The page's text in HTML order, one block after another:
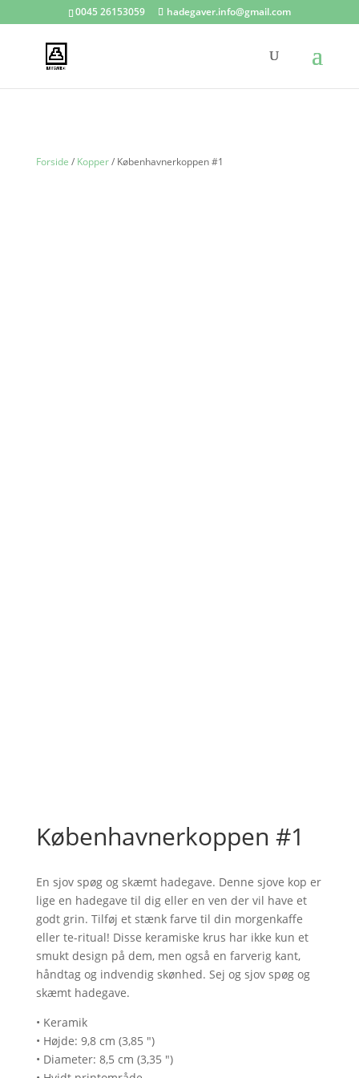
0045 26153059 hadegaver.info@gmail.com
Forside / Kopper/ Københavnerkoppen #1
Københavnerkoppen #1
En sjov spøg og skæmt hadegave. Denne sjove kop er
lige en hadegave til dig eller en ven der vil have et
godt grin. Tilføj et stænk farve til din morgenkaffe
eller te-ritual! Disse keramiske krus har ikke kun et
smukt design på dem, men også en farverig kant,
håndtag og indvendig skønhed. Sej og sjov spøg og
skæmt hadegave.
• Keramik
• Højde: 9,8 cm (3,85 ")
• Diameter: 8,5 cm (3,35 ")